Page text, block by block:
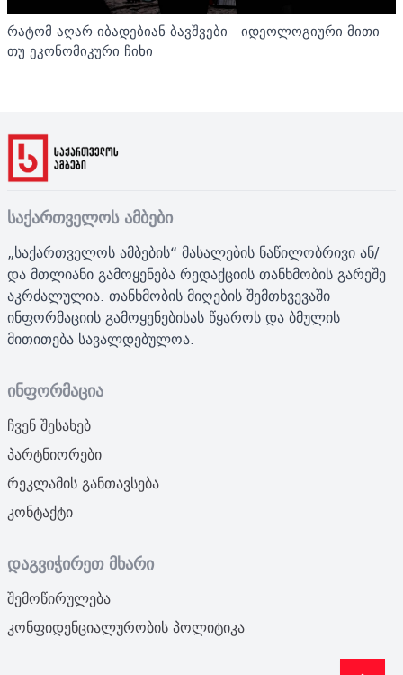
რატომ აღარ იბადებიან ბავშვები - იდეოლოგიური მითი
თუ ეკონომიკური ჩიხი
საქართველოს ამბები
„საქართველოს ამბების“ მასალების ნაწილობრივი ან/
და მთლიანი გამოყენება რედაქციის თანხმობის გარეშე
აკრძალულია. თანხმობის მიღების შემთხვევაში
ინფორმაციის გამოყენებისას წყაროს და ბმულის
მითითება სავალდებულოა.
ინფორმაცია
ჩვენ შესახებ
პარტნიორები
რეკლამის განთავსება
კონტაქტი
დაგვიჭირეთ მხარი
შემოწირულება
კონფიდენციალურობის პოლიტიკა